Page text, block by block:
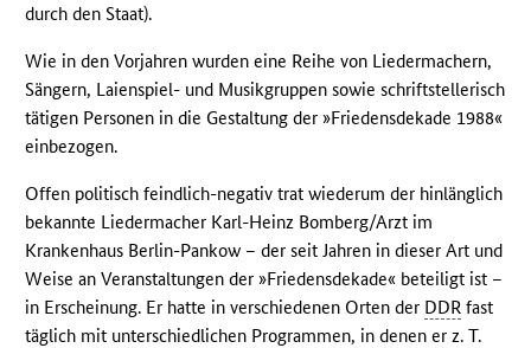
durch den Staat).
Wie in den Vorjahren wurden eine Reihe von Liedermachern,
Sängern, Laienspiel- und Musikgruppen sowie schriftstellerisch
tätigen Personen in die Gestaltung der »Friedensdekade 1988«
einbezogen.
Offen politisch feindlich-negativ trat wiederum der hinlänglich
bekannte Liedermacher Karl-Heinz Bomberg/Arzt im
Krankenhaus Berlin-Pankow – der seit Jahren in dieser Art und
Weise an Veranstaltungen der »Friedensdekade« beteiligt ist –
in Erscheinung. Er hatte in verschiedenen Orten der DDR fast
täglich mit unterschiedlichen Programmen, in denen er z. T.